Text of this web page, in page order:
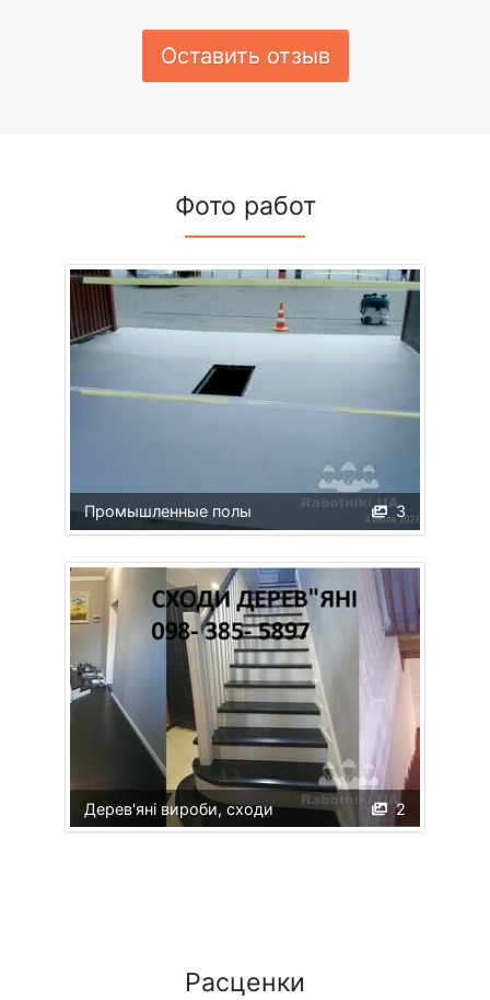
Оставить отзыв
Фото работ
3
Промышленные полы
2
Дерев'яні вироби, сходи
Расценки